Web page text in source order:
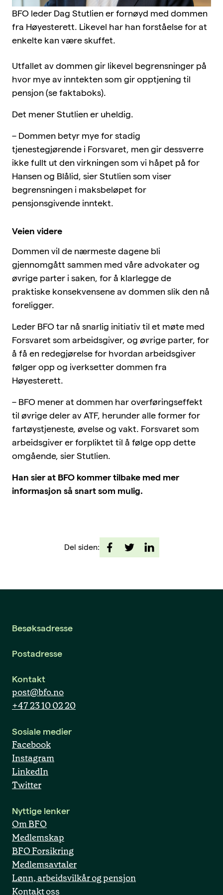
BFO leder Dag Stutlien er fornøyd med dommen
fra Høyesterett. Likevel har han forståelse for at
enkelte kan være skuffet.
Utfallet av dommen gir likevel begrensninger på
hvor mye av inntekten som gir opptjening til
pensjon (se faktaboks).
Det mener Stutlien er uheldig.
– Dommen betyr mye for stadig
tjenestegjørende i Forsvaret, men gir dessverre
ikke fullt ut den virkningen som vi håpet på for
Hansen og Blålid, sier Stutlien som viser
begrensningen i maksbeløpet for
pensjonsgivende inntekt.
Veien videre
Dommen vil de nærmeste dagene bli
gjennomgått sammen med våre advokater og
øvrige parter i saken, for å klarlegge de
praktiske konsekvensene av dommen slik den nå
foreligger.
Leder BFO tar nå snarlig initiativ til et møte med
Forsvaret som arbeidsgiver, og øvrige parter, for
å få en redegjørelse for hvordan arbeidsgiver
følger opp og iverksetter dommen fra
Høyesterett.
– BFO mener at dommen har overføringseffekt
til øvrige deler av ATF, herunder alle former for
fartøystjeneste, øvelse og vakt. Forsvaret som
arbeidsgiver er forpliktet til å følge opp dette
omgående, sier Stutlien.
Han sier at BFO kommer tilbake med mer
informasjon så snart som mulig.
Del siden:
Besøksadresse
Postadresse
Kontakt
post@bfo.no
+47 23 10 02 20
Sosiale medier
Facebook
Instagram
LinkedIn
Twitter
Nyttige lenker
Om BFO
Medlemskap
BFO Forsikring
Medlemsavtaler
Lønn, arbeidsvilkår og pensjon
Kontakt oss